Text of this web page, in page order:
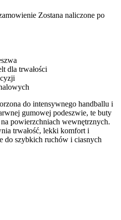
Zostana naliczone po
dla trwałości
do intensywnego handballu i
gumowej podeszwie, te buty
powierzchniach wewnętrznych.
trwałość, lekki komfort i
do szybkich ruchów i ciasnych